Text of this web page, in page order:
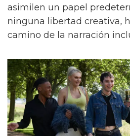
asimilen un papel
ninguna libertad creativa,
camino de la narración